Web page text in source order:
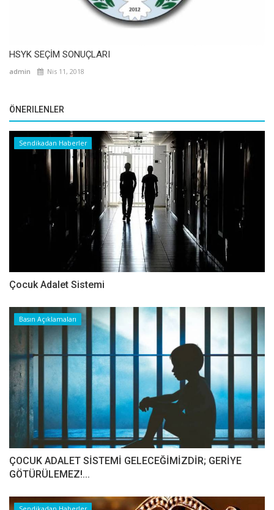
HSYK SEÇİM SONUÇLARI
admin Nis 11, 2018
ÖNERILENLER
Sendikadan Haberler
Çocuk Adalet Sistemi
Basın Açıklamaları
ÇOCUK ADALET SİSTEMİ GELECEĞİMİZDİR; GERİYE
GÖTÜRÜLEMEZ!...